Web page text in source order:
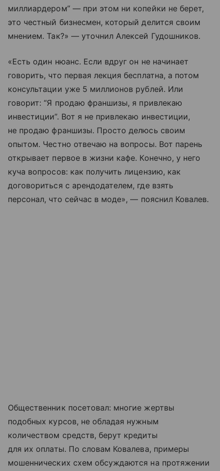
миллиардером” — при этом ни копейки не берет,
это честный бизнесмен, который делится своим
мнением. Так?» — уточнил Алексей Гудошников.
«Есть один нюанс. Если вдруг он не начинает
говорить, что первая лекция бесплатна, а потом
консультации уже 5 миллионов рублей. Или
говорит: “Я продаю франшизы, я привлекаю
инвестиции”. Вот я не привлекаю инвестиции,
не продаю франшизы. Просто делюсь своим
опытом. Честно отвечаю на вопросы. Вот парень
открывает первое в жизни кафе. Конечно, у него
куча вопросов: как получить лицензию, как
договориться с арендодателем, где взять
персонал, что сейчас в моде», — пояснил Ковалев.
Общественник посетовал: многие жертвы
подобных курсов, не обладая нужным
количеством средств, берут кредиты
для их оплаты. По словам Ковалева, примеры
мошеннических схем обсуждаются на протяжении